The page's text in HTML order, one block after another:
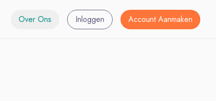
Over Ons Inloggen Account Aanmaken